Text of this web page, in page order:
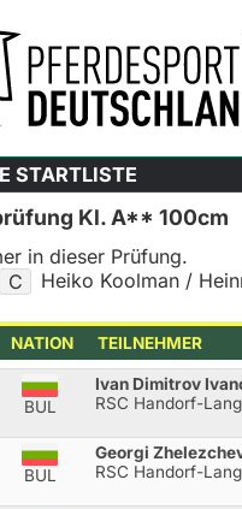
STARTLISTE
Kl. A** 100cm
in dieser Prüfung.
C Heiko Koolman /
NATION TEILNEHMER
BUL
Ivan Dimitrov
RSC Handorf-
BUL
Georgi
RSC Handorf-